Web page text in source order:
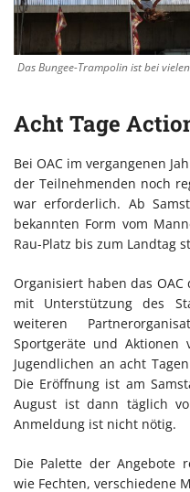
Das Bungee-Trampolin ist bei
Acht Tage
Bei OAC im vergangenen
der Teilnehmenden noch
war erforderlich. Ab
bekannten Form vom
Rau-Platz bis zum Landtag
Organisiert haben das
mit Unterstützung des
weiteren
Sportgeräte und
Jugendlichen an acht
Die Eröffnung ist am
August ist dann täglich
Anmeldung ist nicht nötig.
Die Palette der Angebote
wie Fechten, verschiedene